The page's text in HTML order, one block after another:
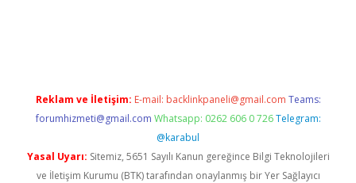
Reklam ve İletişim: E-mail: backlinkpaneli@gmail.com Teams:
forumhizmeti@gmail.com Whatsapp: 0262 606 0 726 Telegram:
@karabul
Yasal Uyarı: Sitemiz, 5651 Sayılı Kanun gereğince Bilgi Teknolojileri
ve İletişim Kurumu (BTK) tarafından onaylanmış bir Yer Sağlayıcı